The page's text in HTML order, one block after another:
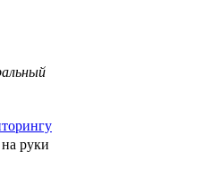
на руки